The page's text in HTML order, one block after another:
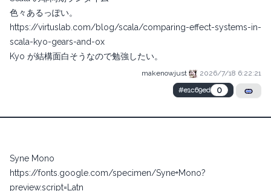
色々あるっぽい。
https://virtuslab.com/blog/scala/comparing-effect-systems-in-
scala-kyo-gears-and-ox
Kyo が結構面白そうなので勉強したい。
makenowjust
2026/7/18 6:22:21
#e1c69ed
0
Syne Mono
https://fonts.google.com/specimen/Syne+Mono?
preview.script=Latn